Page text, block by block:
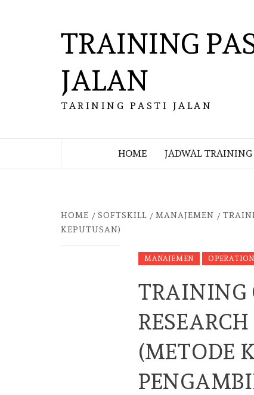
TRAINING
JALAN
TARINING PASTI JALAN
HOME JADWAL TRAINING
HOME SOFTSKILL MANAJEMEN
KEPUTUSAN)
MANAJEMEN
TRAINING
(METODE